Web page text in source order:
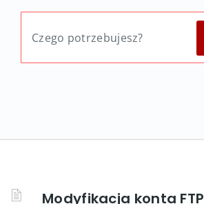
Modyfikacja konta FTP